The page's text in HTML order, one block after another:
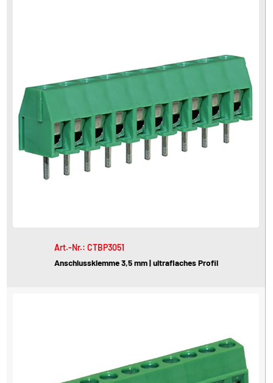
Art.-Nr.: CTBP3051
Anschlussklemme 3,5 mm | ultraflaches Profil